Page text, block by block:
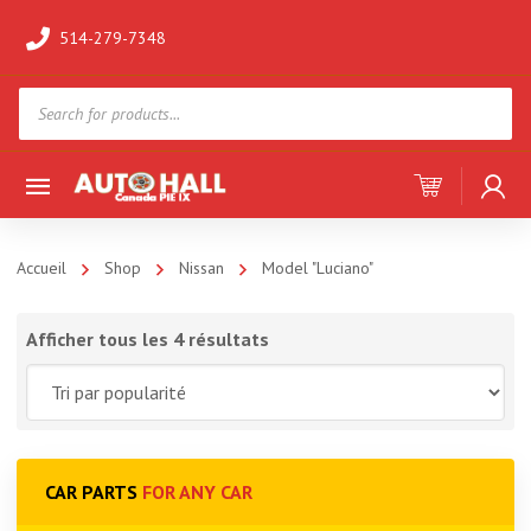
514-279-7348
search
Accueil Shop Nissan Model "Luciano"
Afficher tous les 4 résultats
CAR PARTS FOR ANY CAR